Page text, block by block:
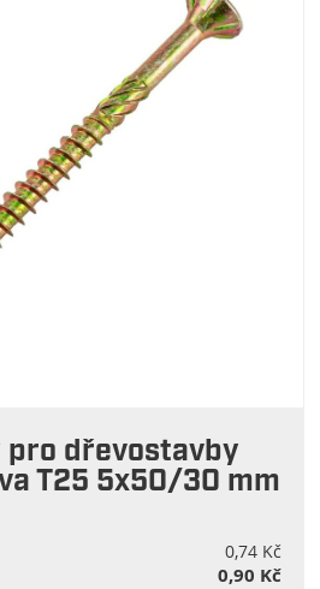
pro dřevostavby
T25 5x50/30 mm
0,74 Kč
0,90 Kč